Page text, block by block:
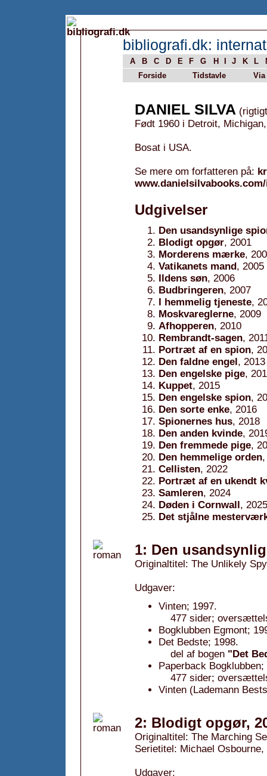
bibliografi.dk:
A B C D E F G H J K L
Forside
Tidstavle Via
DANIEL SILVA
Født 1960 i Detroit,
Bosat i USA.
Se mere om forfatteren på:
Udgivelser
Den usandsynlige
Blodigt opgør, 2001
Morderens mærke,
Vatikanets mand, 2005
Ildens søn, 2006
Budbringeren, 2007
I hemmelig tjeneste,
Moskvareglerne, 2009
Afhopperen, 2010
Rembrandt-sagen,
Portræt af en spion,
Den faldne engel, 2013
Den engelske pige,
Kuppet, 2015
Den engelske spion,
Den sorte enke, 2016
Spionernes hus, 2018
Den anden kvinde,
Den fremmede pige,
Den hemmelige orden
Cellisten, 2022
Portræt af en ukendt
Samleren, 2024
Døden i Cornwall, 2025
Det stjålne
1: Den
Originaltitel: The Unlikely
Udgaver:
Vinten; 1997.
477 sider;
Bogklubben Egmont;
Det Bedste; 1998.
del af bogen "Det
Paperback Bogklubben;
477 sider;
Vinten (Lademann
2: Blodigt opgør,
Originaltitel: The Marching
Serietitel: Michael Osbourne,
Udgaver: